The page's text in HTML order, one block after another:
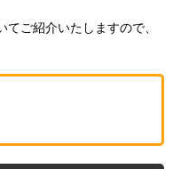
ご紹介いたしますので、